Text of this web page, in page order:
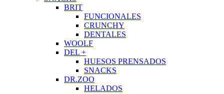
BRIT
FUNCIONALES
CRUNCHY
DENTALES
WOOLF
DEL +
HUESOS PRENSADOS
SNACKS
DR.ZOO
HELADOS